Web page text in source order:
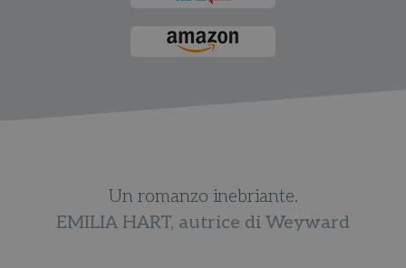
Un romanzo inebriante.
EMILIA HART, autrice di Weyward